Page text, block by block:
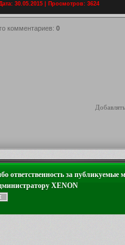
30.05.2015 | Просмотров: 3624
комментариев: 0
ответственность за публикуемые
XENON